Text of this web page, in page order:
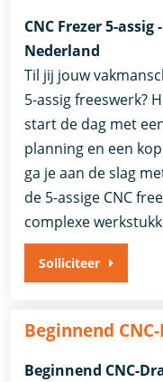
CNC Frezer 5-
Nederland
Til jij jouw
5-assig freeswerk?
start de dag met
planning en een
ga je aan de slag
de 5-assige CNC
complexe
Solliciteer
Beginnend
Beginnend CNC-